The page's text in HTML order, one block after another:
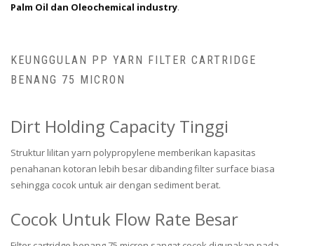
Palm Oil dan Oleochemical industry.
KEUNGGULAN PP YARN FILTER CARTRIDGE
BENANG 75 MICRON
Dirt Holding Capacity Tinggi
Struktur lilitan yarn polypropylene memberikan kapasitas
penahanan kotoran lebih besar dibanding filter surface biasa
sehingga cocok untuk air dengan sediment berat.
Cocok Untuk Flow Rate Besar